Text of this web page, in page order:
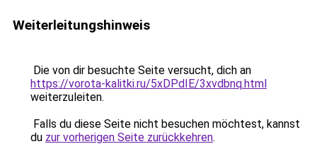
Weiterleitungshinweis
Die von dir besuchte Seite versucht, dich an
https://vorota-kalitki.ru/5xDPdIE/3xvdbnq.html
weiterzuleiten.
Falls du diese Seite nicht besuchen möchtest, kannst
du zur vorherigen Seite zurückkehren.